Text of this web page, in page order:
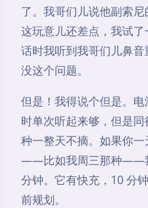
了。我哥们儿说他副索
这玩意儿还差点，我试
话时我听到我哥们儿鼻
没这个问题。
但是！我得说个但是。
时单次听起来够，但是
种一整天不摘。如果你
——比如我周三那种——
分钟。它有快充，10 分
前规划。